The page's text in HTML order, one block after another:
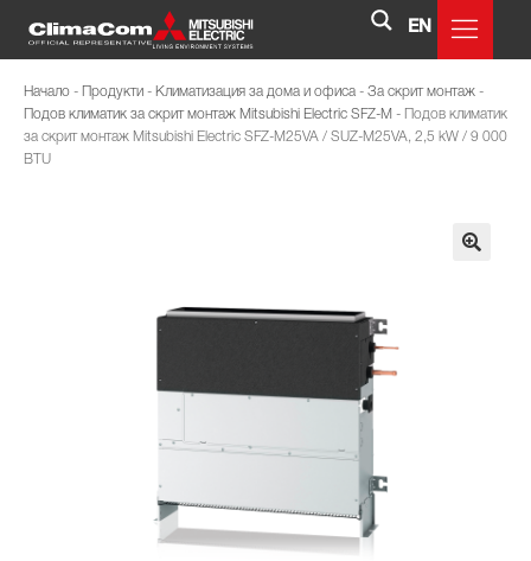
EN
Начало - Продукти - Климатизация за дома и офиса - За скрит монтаж -
Подов климатик за скрит монтаж Mitsubishi Electric SFZ-M -
Подов климатик
за скрит монтаж Mitsubishi Electric SFZ-M25VA / SUZ-M25VA, 2,5 kW / 9 000
BTU